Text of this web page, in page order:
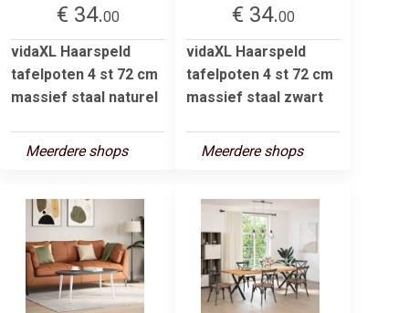
€ 34.00
vidaXL Haarspeld
tafelpoten 4 st 72 cm
massief staal naturel
Meerdere shops
€ 34.00
vidaXL Haarspeld
tafelpoten 4 st 72 cm
massief staal zwart
Meerdere shops